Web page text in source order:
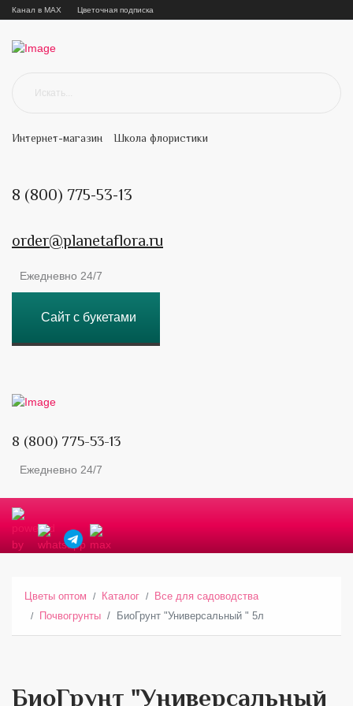
Канал в MAX Цветочная подписка
Интернет-магазин Школа флористики
8 (800) 775-53-13
order@planetaflora.ru
Ежедневно 24/7
Сайт с букетами
8 (800) 775-53-13
Ежедневно 24/7
Цветы оптом Каталог
Все для садоводства
Почвогрунты
БиоГрунт "Универсальный " 5л
БиоГрунт "Универсальный